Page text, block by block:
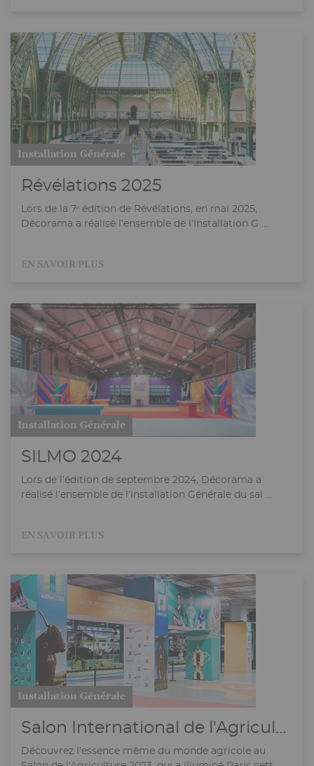
Installation Générale
Révélations 2025
Lors de la 7ᵉ édition de Révélations, en mai 2025,
Décorama a réalisé l’ensemble de l’Installation G ...
EN SAVOIR PLUS
Installation Générale
SILMO 2024
Lors de l’édition de septembre 2024, Décorama a
réalisé l’ensemble de l’Installation Générale du sal ...
EN SAVOIR PLUS
Installation Générale
Salon International de l'Agriculture
Découvrez l'essence même du monde agricole au